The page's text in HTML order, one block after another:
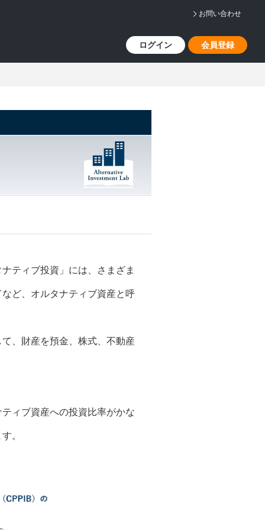
お問い合わせ
ログイン 会員登録
ティブ投資」には、さまざま
ど、オルタナティブ資産と呼
、財産を預金、株式、不動産
ィブ資産への投資比率がかな
。